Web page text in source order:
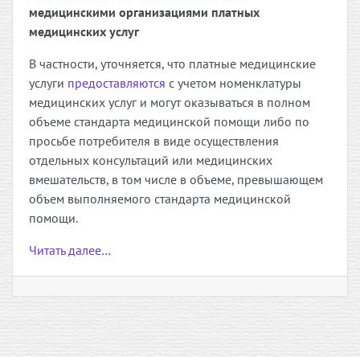
медицинскими организациями платных
медицинских услуг
В частности, уточняется, что платные медицинские
услуги предоставляются с учетом номенклатуры
медицинских услуг и могут оказываться в полном
объеме стандарта медицинской помощи либо по
просьбе потребителя в виде осуществления
отдельных консультаций или медицинских
вмешательств, в том числе в объеме, превышающем
объем выполняемого стандарта медицинской
помощи.
Читать далее…